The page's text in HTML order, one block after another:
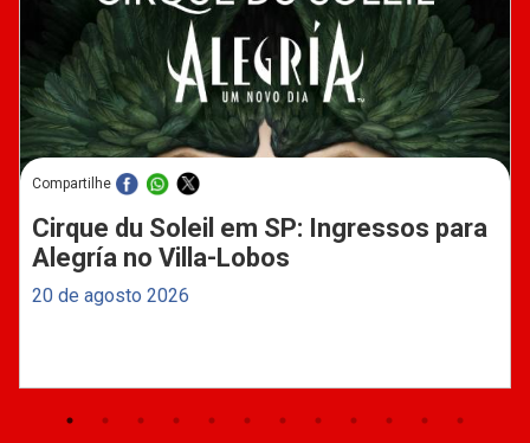
Compartilhe
Cirque du Soleil em SP: Ingressos para
Alegría no Villa-Lobos
20 de agosto 2026